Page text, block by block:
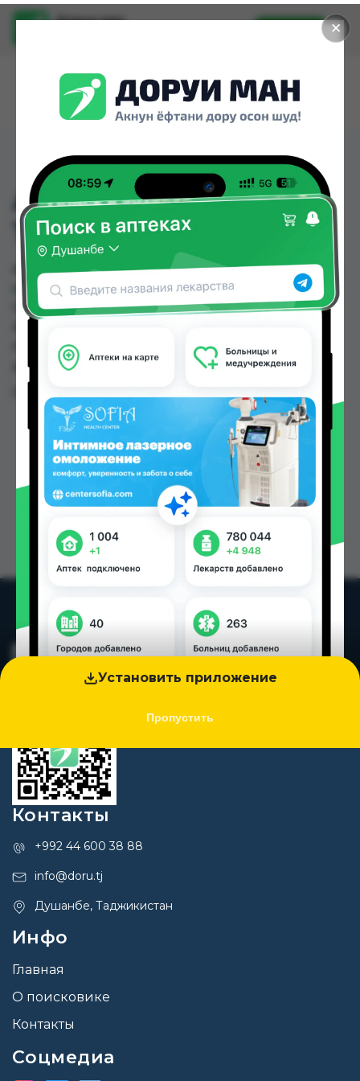
✕
Установить приложение
Пропустить
Доруи ман
Установить
АДАПТОЛ 300МГ
ТАБЛЕТКА №20
АДАПТОЛ 300МГ ТАБЛЕТКА №20 можно купить
или заказать в аптеках, Саховати Истаравшан,
GS Дорухона, Аптека АХРОМ, Аптека Вита,
по цене от 38.00 TJS до 105.60 TJS в Душанбе и
других городах Таджикистана
Контакты
+992 44 600 38 88
info@doru.tj
Душанбе, Таджикистан
Инфо
Главная
О поисковике
Контакты
Соцмедиа